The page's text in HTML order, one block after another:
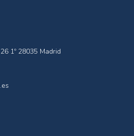
1º 28035 Madrid